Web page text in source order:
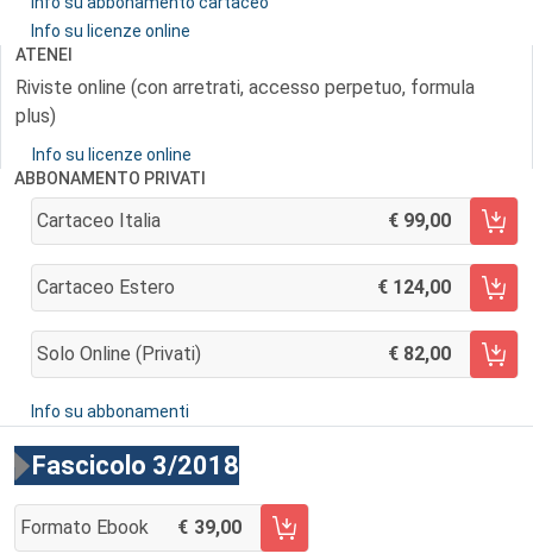
Info su licenze online
ATENEI
Riviste online (con arretrati, accesso perpetuo, formula
plus)
Info su licenze online
ABBONAMENTO PRIVATI
Cartaceo Italia 99,00
AGGIUNGI AL CARRELLO
Cartaceo Estero 124,00
AGGIUNGI AL CARRELLO
Solo Online (privati) 82,00
AGGIUNGI AL CARRELLO
Info su abbonamenti
Fascicolo 3/2018
Formato Ebook 39,00
AGGIUNGI AL CARRELLO FASCICOLO 3/2018